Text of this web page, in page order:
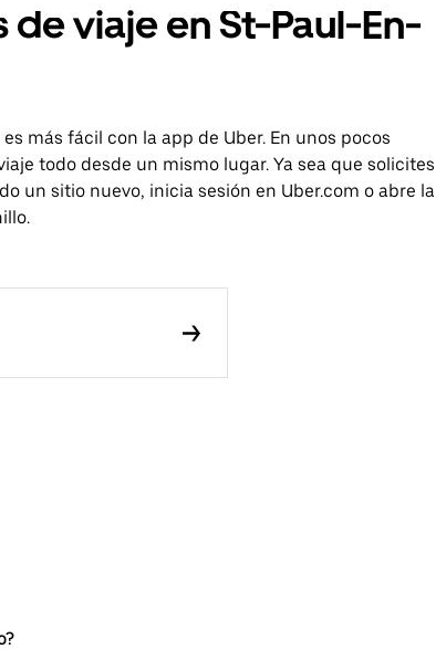
viaje en St-Paul-En-
más fácil con la app de Uber. En unos pocos
todo desde un mismo lugar. Ya sea que solicites
un sitio nuevo, inicia sesión en Uber.com o abre la